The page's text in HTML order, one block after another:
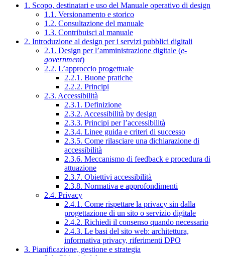
1. Scopo, destinatari e uso del Manuale operativo di design
1.1. Versionamento e storico
1.2. Consultazione del manuale
1.3. Contribuisci al manuale
2. Introduzione al design per i servizi pubblici digitali
2.1. Design per l’amministrazione digitale (e-
government)
2.2. L’approccio progettuale
2.2.1. Buone pratiche
2.2.2. Principi
2.3. Accessibilità
2.3.1. Definizione
2.3.2. Accessibilità by design
2.3.3. Principi per l’accessibilità
2.3.4. Linee guida e criteri di successo
2.3.5. Come rilasciare una dichiarazione di
accessibilità
2.3.6. Meccanismo di feedback e procedura di
attuazione
2.3.7. Obiettivi accessibilità
2.3.8. Normativa e approfondimenti
2.4. Privacy
2.4.1. Come rispettare la privacy sin dalla
progettazione di un sito o servizio digitale
2.4.2. Richiedi il consenso quando necessario
2.4.3. Le basi del sito web: architettura,
informativa privacy, riferimenti DPO
3. Pianificazione, gestione e strategia